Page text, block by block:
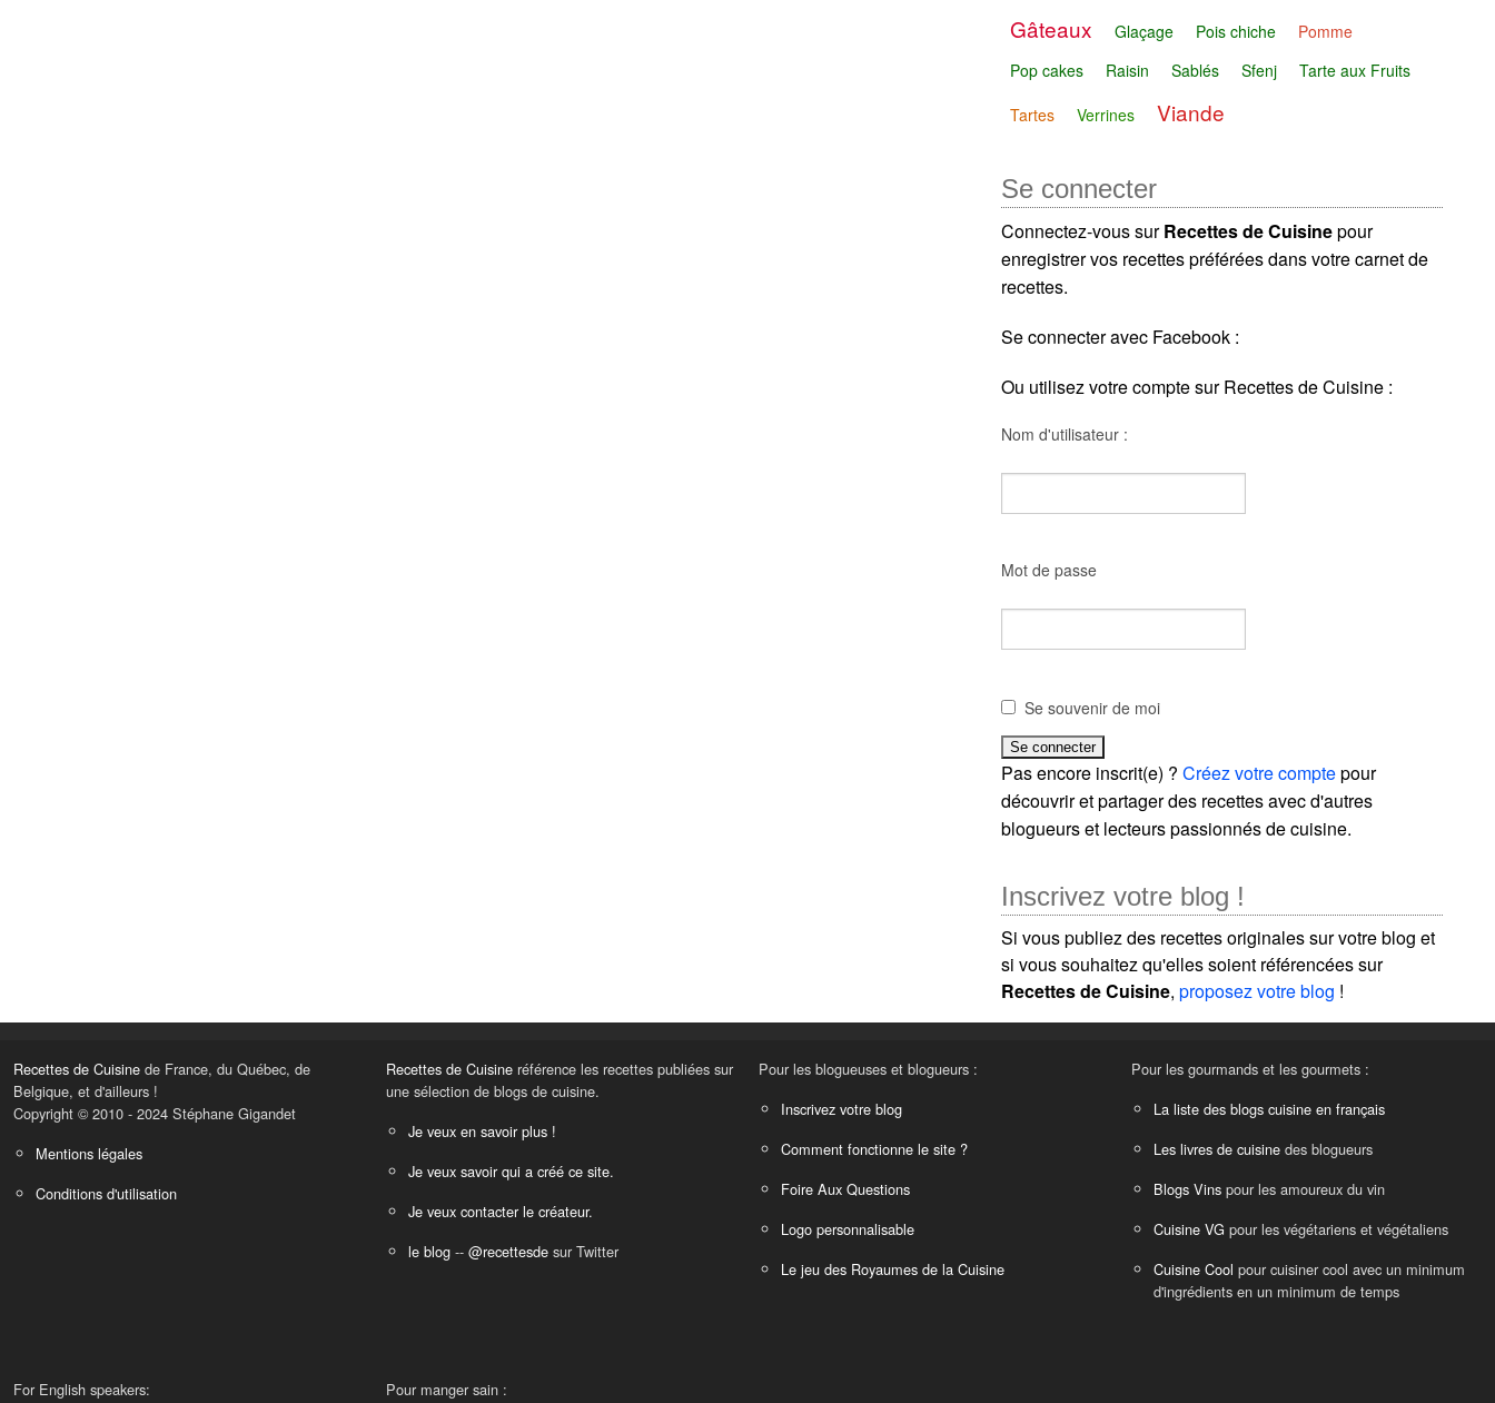
Gâteaux Glaçage Pois chiche
Pomme
Pop cakes
Raisin Sablés Sfenj
Tarte aux Fruits
Tartes
Verrines Viande
Se connecter
Connectez-vous surRecettes de Cuisinepour
enregistrer vos recettes préférées dans votre carnet de
recettes.
Se connecter avec Facebook :
Ou utilisez votre compte sur Recettes de Cuisine :
Nom d'utilisateur :
Mot de passe
Se souvenir de moi
Pas encore inscrit(e) ?Créez votre comptepour
découvrir et partager des recettes avec d'autres
blogueurs et lecteurs passionnés de cuisine.
Inscrivez votre blog !
Si vous publiez des recettes originales sur votre blog et
si vous souhaitez qu'elles soient référencées sur
Recettes de Cuisine,proposez votre blog !
Recettes de Cuisine de France, du Québec, de
Belgique, et d'ailleurs !
Copyright © 2010 - 2024 Stéphane Gigandet
Mentions légales
Conditions d'utilisation
Recettes de Cuisine référence les recettes publiées sur
une sélection de blogs de cuisine.
Je veux en savoir plus !
Je veux savoir qui a créé ce site.
Je veux contacter le créateur.
le blog -- @recettesde sur Twitter
Pour les blogueuses et blogueurs :
Inscrivez votre blog
Comment fonctionne le site ?
Foire Aux Questions
Logo personnalisable
Le jeu des Royaumes de la Cuisine
Pour les gourmands et les gourmets :
La liste des blogs cuisine en français
Les livres de cuisine des blogueurs
Blogs Vins pour les amoureux du vin
Cuisine VG pour les végétariens et végétaliens
Cuisine Cool pour cuisiner cool avec un minimum
d'ingrédients en un minimum de temps
For English speakers: Pour manger sain :